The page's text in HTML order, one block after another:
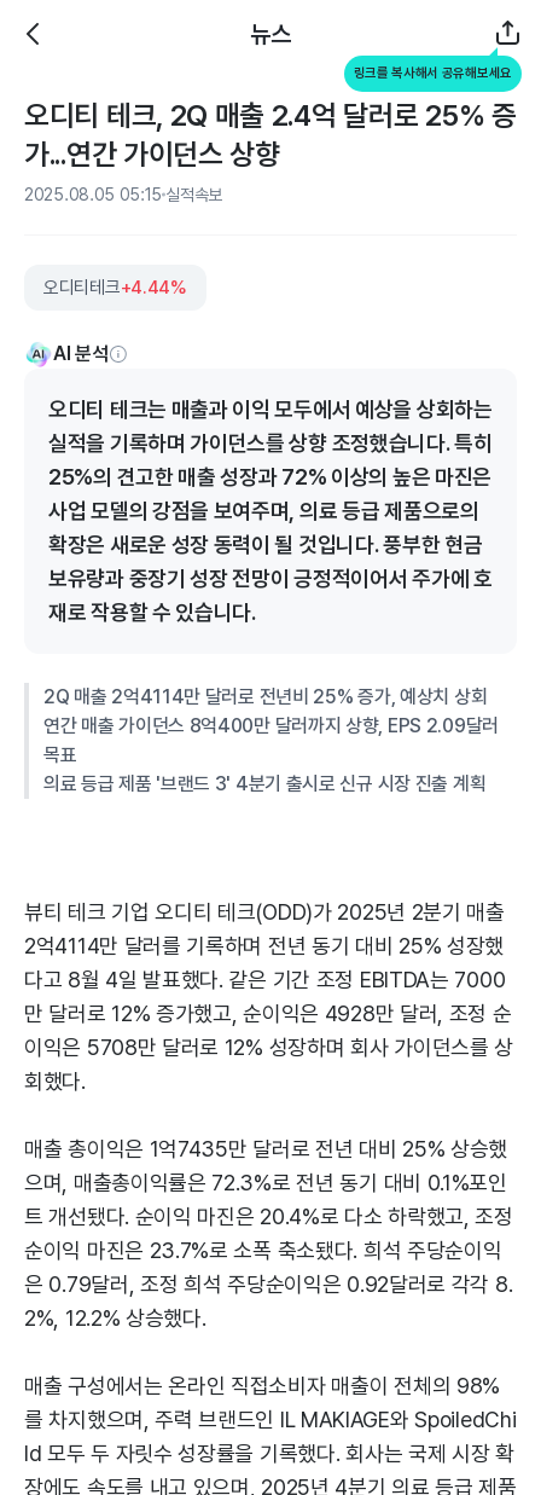
뉴스
링크를 복사해서 공유해보세요
오디티 테크, 2Q 매출 2.4억 달러로 25% 증
가...연간 가이던스 상향
2025.08.05 05:15 실적속보
오디티테크+4.44%
AI 분석
오디티 테크는 매출과 이익 모두에서 예상을 상회하는
실적을 기록하며 가이던스를 상향 조정했습니다. 특히
25%의 견고한 매출 성장과 72% 이상의 높은 마진은
사업 모델의 강점을 보여주며, 의료 등급 제품으로의
확장은 새로운 성장 동력이 될 것입니다. 풍부한 현금
보유량과 중장기 성장 전망이 긍정적이어서 주가에 호
재로 작용할 수 있습니다.
2Q 매출 2억4114만 달러로 전년비 25% 증가, 예상치 상회
연간 매출 가이던스 8억400만 달러까지 상향, EPS 2.09달러
목표
의료 등급 제품 '브랜드 3' 4분기 출시로 신규 시장 진출 계획
뷰티 테크 기업 오디티 테크(ODD)가 2025년 2분기 매출
2억4114만 달러를 기록하며 전년 동기 대비 25% 성장했
다고 8월 4일 발표했다. 같은 기간 조정 EBITDA는 7000
만 달러로 12% 증가했고, 순이익은 4928만 달러, 조정 순
이익은 5708만 달러로 12% 성장하며 회사 가이던스를 상
회했다.
매출 총이익은 1억7435만 달러로 전년 대비 25% 상승했
으며, 매출총이익률은 72.3%로 전년 동기 대비 0.1%포인
트 개선됐다. 순이익 마진은 20.4%로 다소 하락했고, 조정
순이익 마진은 23.7%로 소폭 축소됐다. 희석 주당순이익
은 0.79달러, 조정 희석 주당순이익은 0.92달러로 각각 8.
2%, 12.2% 상승했다.
매출 구성에서는 온라인 직접소비자 매출이 전체의 98%
를 차지했으며, 주력 브랜드인 IL MAKIAGE와 SpoiledChi
ld 모두 두 자릿수 성장률을 기록했다. 회사는 국제 시장 확
장에도 속도를 내고 있으며, 2025년 4분기 의료 등급 제품